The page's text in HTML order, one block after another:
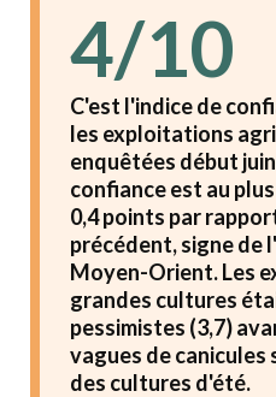
4/10
C'est l'indice de
les exploitations
enquêtées début
confiance est au
0,4 points par
précédent, signe de
Moyen-Orient. Les
grandes cultures
pessimistes (3,7)
vagues de canicules
des cultures d'été.